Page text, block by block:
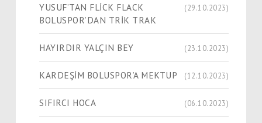
YUSUF’TAN FLİCK FLACK
BOLUSPOR’DAN TRİK TRAK
(29.10.2023)
HAYIRDIR YALÇIN BEY (23.10.2023)
KARDEŞİM BOLUSPOR’A MEKTUP (12.10.2023)
SIFIRCI HOCA (06.10.2023)